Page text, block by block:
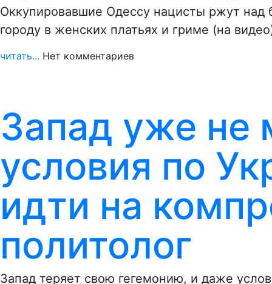
Оккупировавшие Одессу нацисты ржут
городу в женских платьях и гриме (на
читать... Нет комментариев
Запад уже не
условия по
идти на
политолог
Запад теряет свою гегемонию, и даже